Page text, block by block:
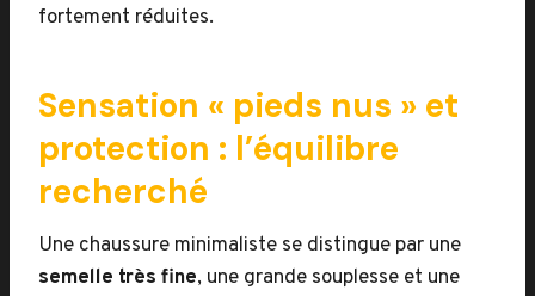
fortement réduites.
Sensation « pieds nus » et
protection : l’équilibre
recherché
Une chaussure minimaliste se distingue par une
semelle très fine, une grande souplesse et une